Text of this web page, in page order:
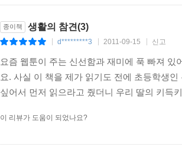
종이책 생활의 참견(3)
d*********3 2011-09-15 신고
요즘 웹툰이 주는 신선함과 재미에 푹 빠져
요. 사실 이 책을 제가 읽기도 전에 초등학생
싶어서 먼저 읽으라고 줬더니 우리 딸의 키득
이 리뷰가 도움이 되었나요?